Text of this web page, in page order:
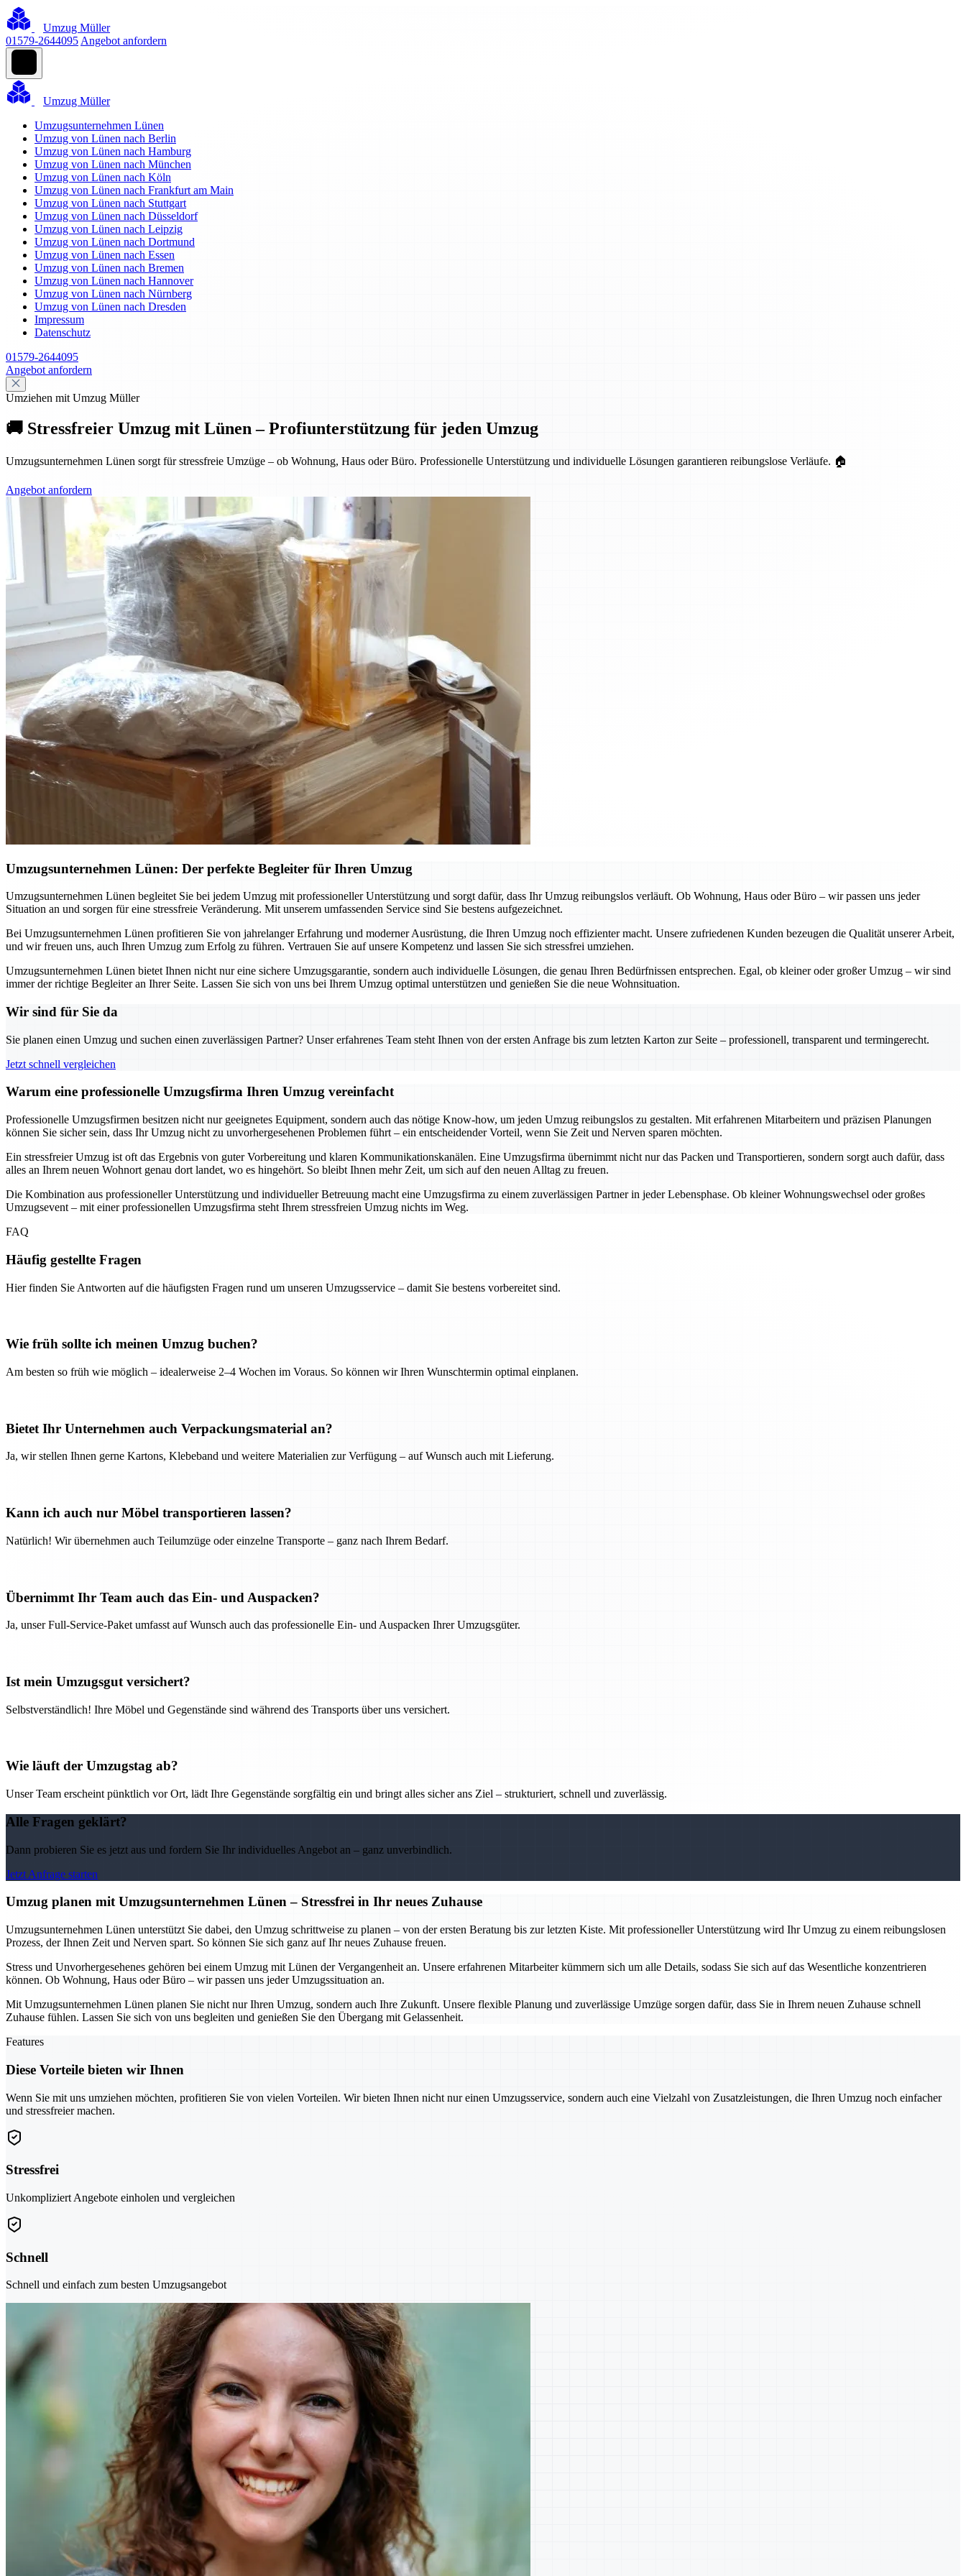
Umzug Müller
01579-2644095 Angebot anfordern
Umzug Müller
Umzugsunternehmen Lünen
Umzug von Lünen nach Berlin
Umzug von Lünen nach Hamburg
Umzug von Lünen nach München
Umzug von Lünen nach Köln
Umzug von Lünen nach Frankfurt am Main
Umzug von Lünen nach Stuttgart
Umzug von Lünen nach Düsseldorf
Umzug von Lünen nach Leipzig
Umzug von Lünen nach Dortmund
Umzug von Lünen nach Essen
Umzug von Lünen nach Bremen
Umzug von Lünen nach Hannover
Umzug von Lünen nach Nürnberg
Umzug von Lünen nach Dresden
Impressum
Datenschutz
01579-2644095
Angebot anfordern
Umziehen mit Umzug Müller
🚚 Stressfreier Umzug mit Lünen – Profiunterstützung für jeden Umzug
Umzugsunternehmen Lünen sorgt für stressfreie Umzüge – ob Wohnung, Haus oder Büro. Professionelle Unterstützung und individuelle Lösungen garantieren reibungslose Verläufe. 🏠
Angebot anfordern
Umzugsunternehmen Lünen: Der perfekte Begleiter für Ihren Umzug
Umzugsunternehmen Lünen begleitet Sie bei jedem Umzug mit professioneller Unterstützung und sorgt dafür, dass Ihr Umzug reibungslos verläuft. Ob Wohnung, Haus oder Büro – wir passen uns jeder
Situation an und sorgen für eine stressfreie Veränderung. Mit unserem umfassenden Service sind Sie bestens aufgezeichnet.
Bei Umzugsunternehmen Lünen profitieren Sie von jahrelanger Erfahrung und moderner Ausrüstung, die Ihren Umzug noch effizienter macht. Unsere zufriedenen Kunden bezeugen die Qualität unserer Arbeit,
und wir freuen uns, auch Ihren Umzug zum Erfolg zu führen. Vertrauen Sie auf unsere Kompetenz und lassen Sie sich stressfrei umziehen.
Umzugsunternehmen Lünen bietet Ihnen nicht nur eine sichere Umzugsgarantie, sondern auch individuelle Lösungen, die genau Ihren Bedürfnissen entsprechen. Egal, ob kleiner oder großer Umzug – wir sind
immer der richtige Begleiter an Ihrer Seite. Lassen Sie sich von uns bei Ihrem Umzug optimal unterstützen und genießen Sie die neue Wohnsituation.
Wir sind für Sie da
Sie planen einen Umzug und suchen einen zuverlässigen Partner? Unser erfahrenes Team steht Ihnen von der ersten Anfrage bis zum letzten Karton zur Seite – professionell, transparent und termingerecht.
Jetzt schnell vergleichen
Warum eine professionelle Umzugsfirma Ihren Umzug vereinfacht
Professionelle Umzugsfirmen besitzen nicht nur geeignetes Equipment, sondern auch das nötige Know-how, um jeden Umzug reibungslos zu gestalten. Mit erfahrenen Mitarbeitern und präzisen Planungen
können Sie sicher sein, dass Ihr Umzug nicht zu unvorhergesehenen Problemen führt – ein entscheidender Vorteil, wenn Sie Zeit und Nerven sparen möchten.
Ein stressfreier Umzug ist oft das Ergebnis von guter Vorbereitung und klaren Kommunikationskanälen. Eine Umzugsfirma übernimmt nicht nur das Packen und Transportieren, sondern sorgt auch dafür, dass
alles an Ihrem neuen Wohnort genau dort landet, wo es hingehört. So bleibt Ihnen mehr Zeit, um sich auf den neuen Alltag zu freuen.
Die Kombination aus professioneller Unterstützung und individueller Betreuung macht eine Umzugsfirma zu einem zuverlässigen Partner in jeder Lebensphase. Ob kleiner Wohnungswechsel oder großes
Umzugsevent – mit einer professionellen Umzugsfirma steht Ihrem stressfreien Umzug nichts im Weg.
FAQ
Häufig gestellte Fragen
Hier finden Sie Antworten auf die häufigsten Fragen rund um unseren Umzugsservice – damit Sie bestens vorbereitet sind.
Wie früh sollte ich meinen Umzug buchen?
Am besten so früh wie möglich – idealerweise 2–4 Wochen im Voraus. So können wir Ihren Wunschtermin optimal einplanen.
Bietet Ihr Unternehmen auch Verpackungsmaterial an?
Ja, wir stellen Ihnen gerne Kartons, Klebeband und weitere Materialien zur Verfügung – auf Wunsch auch mit Lieferung.
Kann ich auch nur Möbel transportieren lassen?
Natürlich! Wir übernehmen auch Teilumzüge oder einzelne Transporte – ganz nach Ihrem Bedarf.
Übernimmt Ihr Team auch das Ein- und Auspacken?
Ja, unser Full-Service-Paket umfasst auf Wunsch auch das professionelle Ein- und Auspacken Ihrer Umzugsgüter.
Ist mein Umzugsgut versichert?
Selbstverständlich! Ihre Möbel und Gegenstände sind während des Transports über uns versichert.
Wie läuft der Umzugstag ab?
Unser Team erscheint pünktlich vor Ort, lädt Ihre Gegenstände sorgfältig ein und bringt alles sicher ans Ziel – strukturiert, schnell und zuverlässig.
Alle Fragen geklärt?
Dann probieren Sie es jetzt aus und fordern Sie Ihr individuelles Angebot an – ganz unverbindlich.
Jetzt Anfrage starten
Umzug planen mit Umzugsunternehmen Lünen – Stressfrei in Ihr neues Zuhause
Umzugsunternehmen Lünen unterstützt Sie dabei, den Umzug schrittweise zu planen – von der ersten Beratung bis zur letzten Kiste. Mit professioneller Unterstützung wird Ihr Umzug zu einem reibungslosen
Prozess, der Ihnen Zeit und Nerven spart. So können Sie sich ganz auf Ihr neues Zuhause freuen.
Stress und Unvorhergesehenes gehören bei einem Umzug mit Lünen der Vergangenheit an. Unsere erfahrenen Mitarbeiter kümmern sich um alle Details, sodass Sie sich auf das Wesentliche konzentrieren
können. Ob Wohnung, Haus oder Büro – wir passen uns jeder Umzugssituation an.
Mit Umzugsunternehmen Lünen planen Sie nicht nur Ihren Umzug, sondern auch Ihre Zukunft. Unsere flexible Planung und zuverlässige Umzüge sorgen dafür, dass Sie in Ihrem neuen Zuhause schnell
Zuhause fühlen. Lassen Sie sich von uns begleiten und genießen Sie den Übergang mit Gelassenheit.
Features
Diese Vorteile bieten wir Ihnen
Wenn Sie mit uns umziehen möchten, profitieren Sie von vielen Vorteilen. Wir bieten Ihnen nicht nur einen Umzugsservice, sondern auch eine Vielzahl von Zusatzleistungen, die Ihren Umzug noch einfacher
und stressfreier machen.
Stressfrei
Unkompliziert Angebote einholen und vergleichen
Schnell
Schnell und einfach zum besten Umzugsangebot